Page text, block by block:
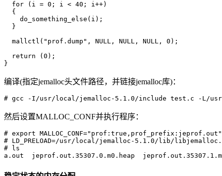
  for (i = 0; i < 40; i++)
  {
    do_something_else(i);
  }
  mallctl("prof.dump", NULL, NULL, NULL, 0);
  return (0);
编译(指定jemalloc头文件路径，并链接jemalloc库)：
然后设置MALLOC_CONF并执行程序：
# export MALLOC_CONF="prof:true,prof_prefix:jeprof.out"
# LD_PRELOAD=/usr/local/jemalloc-5.1.0/lib/
# ls